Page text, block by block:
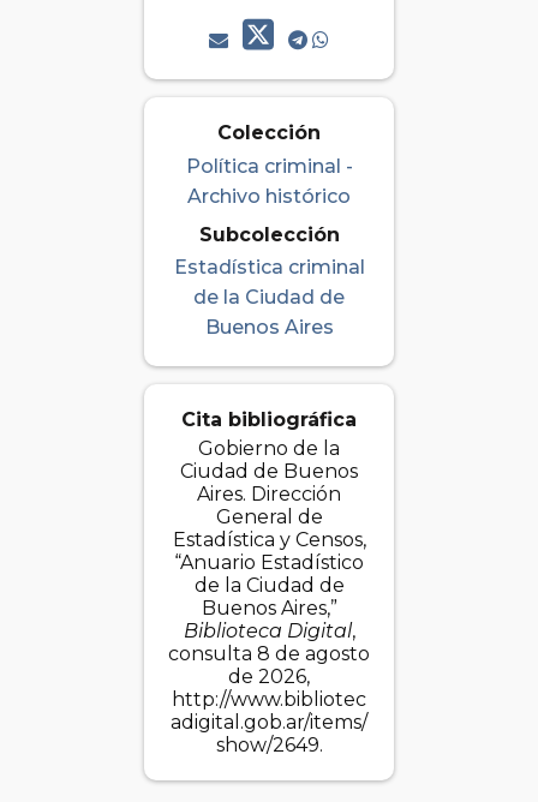
Colección
Política criminal -
Archivo histórico
Subcolección
Estadística criminal
de la Ciudad de
Buenos Aires
Cita bibliográfica
Gobierno de la
Ciudad de Buenos
Aires. Dirección
General de
Estadística y Censos,
“Anuario Estadístico
de la Ciudad de
Buenos Aires,”
Biblioteca Digital,
consulta 8 de agosto
de 2026,
http://www.bibliotec
adigital.gob.ar/items/
show/2649.